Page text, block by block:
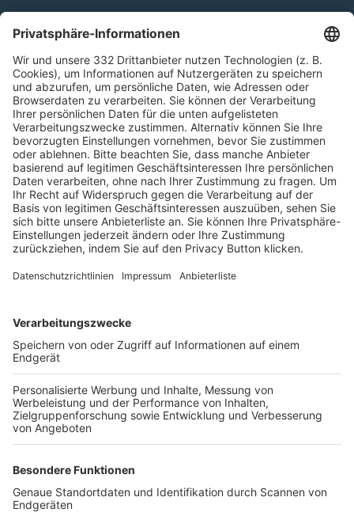
Kontakt
HÄUFIG BESUCHTE SEITEN
Pässe und Vereinswechsel
Trainerausbildung
Schulungsangebot Vereinsmitarbeiter
BFV-Geschäftsstellen
Trainerbörse
Login SpielPlus
FOLGE DEM BFV
TOP-VEREINE
TOP-PARTNER